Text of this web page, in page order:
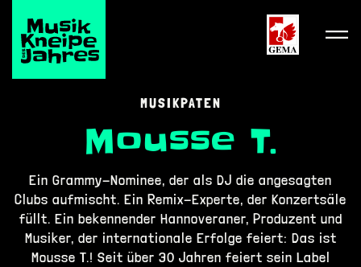
MENÜ
MUSIKPATEN
Mousse T.
Ein Grammy-Nominee, der als DJ die angesagten
Clubs aufmischt. Ein Remix-Experte, der Konzertsäle
füllt. Ein bekennender Hannoveraner, Produzent und
Musiker, der internationale Erfolge feiert: Das ist
Mousse T.! Seit über 30 Jahren feiert sein Label